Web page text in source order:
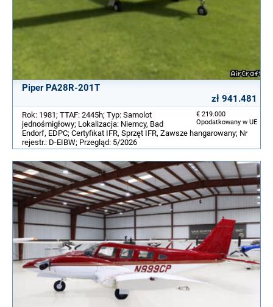
Piper PA28R-201T
zł 941.481
€ 219.000
Opodatkowany w UE
Rok: 1981; TTAF: 2445h; Typ: Samolot
jednośmigłowy; Lokalizacja: Niemcy, Bad
Endorf, EDPC; Certyfikat IFR, Sprzęt IFR, Zawsze hangarowany; Nr
rejestr.: D-EIBW; Przegląd: 5/2026